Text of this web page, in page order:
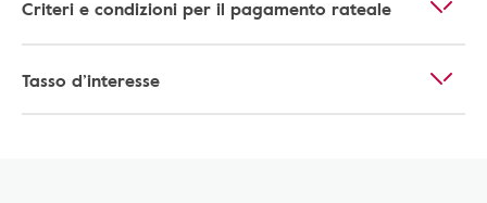
Criteri e condizioni per il pagamento rateale
Tasso d’interesse